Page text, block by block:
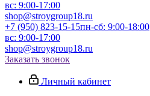
вс: 9:00-17:00
shop@stroygroup18.ru
+7 (950) 823-15-15пн-сб: 9:00-18:00
вс: 9:00-17:00
shop@stroygroup18.ru
Заказать звонок
Личный кабинет